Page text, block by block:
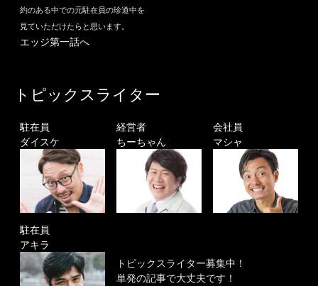
約のある中での元駐在員の珍道中を
見ていただけたらと思います。
エッジ第一話へ
トピックスライター
駐在員
ダイスケ
経営者
ちーちゃん
会社員
マシャ
駐在員
アキラ
トピックスライター募集中！
単発の記事で大丈夫です！